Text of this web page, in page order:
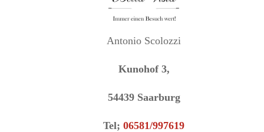
Antonio Scolozzi
Kunohof 3,
54439 Saarburg
Tel; 06581/997619